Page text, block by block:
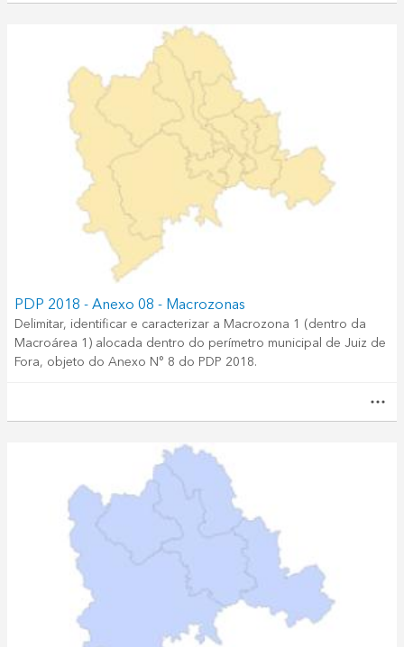
PDP 2018 - Anexo 08 - Macrozonas
Delimitar, identificar e caracterizar a Macrozona 1 (dentro da
Macroárea 1) alocada dentro do perímetro municipal de Juiz de
Fora, objeto do Anexo N° 8 do PDP 2018.